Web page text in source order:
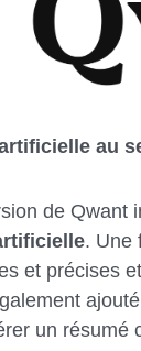
au
de Qwant
. Une
et précises
un résumé